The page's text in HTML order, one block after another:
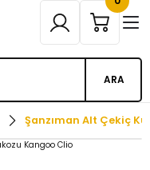
ARA
Şanzıman Alt Çekiç